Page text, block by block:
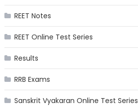
REET Notes
REET Online Test Series
Results
RRB Exams
Sanskrit Vyakaran Online Test Series